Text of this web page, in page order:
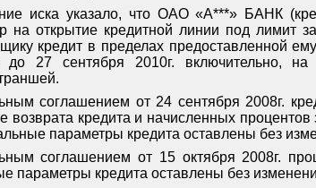
иска указало, что ОАО «А***» БАНК
на открытие кредитной линии под лимит
кредит в пределах предоставленной
до 27 сентября 2010г. включительно,
соглашением от 24 сентября 2008г.
возврата кредита и начисленных
параметры кредита оставлены без
соглашением от 15 октября 2008г.
параметры кредита оставлены без